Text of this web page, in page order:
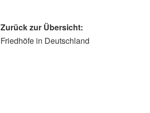
Zurück zur Übersicht:
Navigation
Friedhöfe in Deutschland